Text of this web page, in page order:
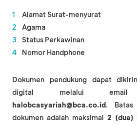
Alamat Surat-menyurat
Agama
Status Perkawinan
Nomor Handphone
Dokumen pendukung dapat
digital melalui
halobcasyariah@bca.co.id. Batas
dokumen adalah maksimal2 (dua)